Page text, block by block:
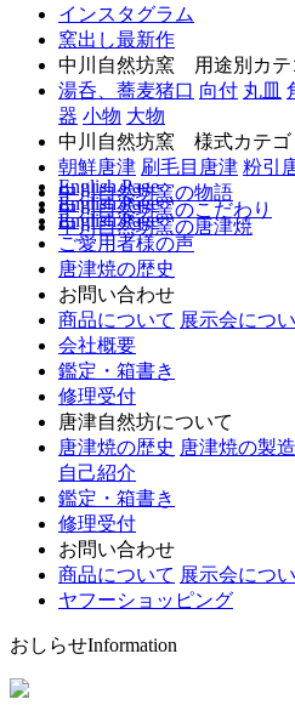
インスタグラム
窯出し最新作
中川自然坊窯 用途別カテ
湯呑、蕎麦猪口 向付 丸皿
器 小物 大物
中川自然坊窯 様式カテゴ
朝鮮唐津 刷毛目唐津 粉引
中川自然坊窯の物語
English Page
中川自然坊窯のこだわり
English Page
中川自然坊窯の唐津焼
English Page
ご愛用者様の声
唐津焼の歴史
お問い合わせ
商品について 展示会につ
会社概要
鑑定・箱書き
修理受付
唐津自然坊について
唐津焼の歴史 唐津焼の製
自己紹介
鑑定・箱書き
修理受付
お問い合わせ
商品について 展示会につ
ヤフーショッピング
おしらせInformation